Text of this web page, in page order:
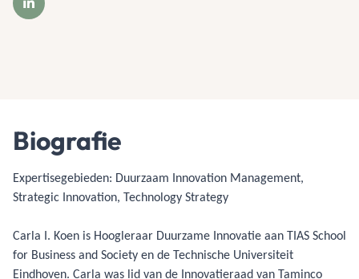
Biografie
Expertisegebieden: Duurzaam Innovation Management,
Strategic Innovation, Technology Strategy
Carla I. Koen is Hoogleraar Duurzame Innovatie aan TIAS School
for Business and Society en de Technische Universiteit
Eindhoven. Carla was lid van de Innovatieraad van Taminco